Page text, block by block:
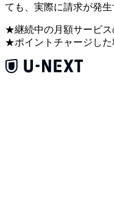
ても、実際に請求が発生
★継続中の月額サービス
★ポイントチャージした